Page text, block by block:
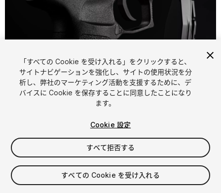
FREE
61viewsin the past week
「すべての Cookie を受け入れる」をクリックすると、
サイトナビゲーションを強化し、サイトの使用状況を分
析し、弊社のマーケティング活動を支援するために、デ
バイスに Cookie を保存することに同意したことになり
ます。
Cookie 設定
すべて拒否する
すべての Cookie を受け入れる